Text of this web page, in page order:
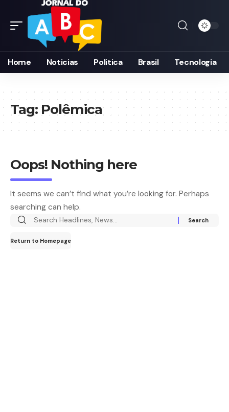
Home Noticias Politica Brasil Tecnologia
Tag: Polêmica
Oops! Nothing here
It seems we can’t find what you’re looking for. Perhaps
searching can help.
Search
Return to Homepage